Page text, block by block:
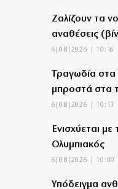
Ζαλίζουν τα
αναθέσεις
6|08|2026 | 10:16
Τραγωδία στα
μπροστά στα
6|08|2026 | 10:13
Ενισχύεται
Ολυμπιακός
6|08|2026 | 10:00
Υπόδειγμα